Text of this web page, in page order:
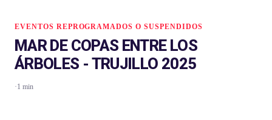
EVENTOS REPROGRAMADOS O SUSPENDIDOS
MAR DE COPAS ENTRE LOS
ÁRBOLES - TRUJILLO 2025
·1 min